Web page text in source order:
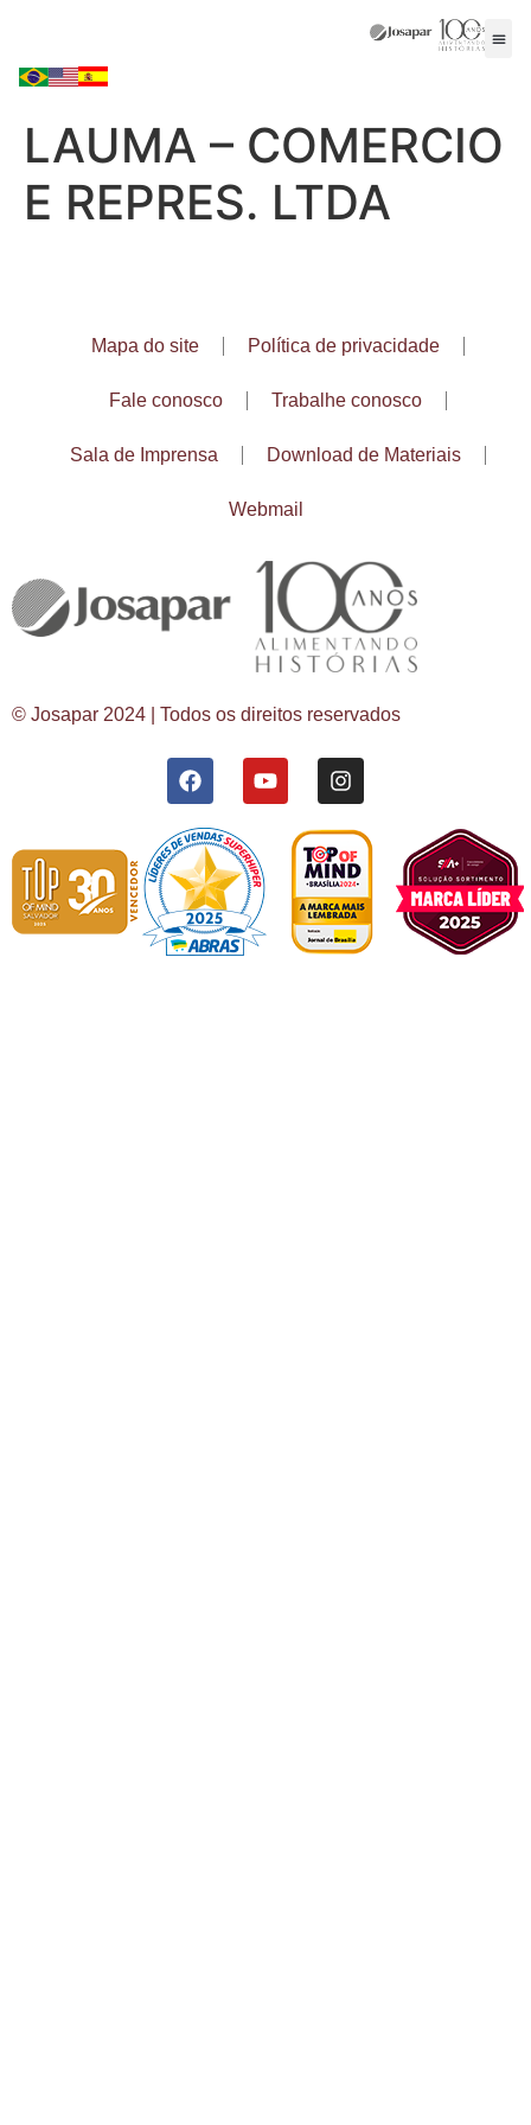
LAUMA – COMERCIO
E REPRES. LTDA
Mapa do site Política de privacidade
Fale conosco Trabalhe conosco
Sala de Imprensa Download de Materiais
Webmail
© Josapar 2024 | Todos os direitos reservados